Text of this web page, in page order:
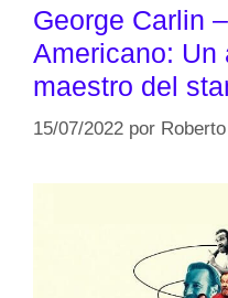
George Carlin
Americano: Un
maestro del
15/07/2022 por